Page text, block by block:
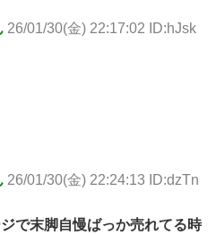
26/01/30(金) 22:17:02 ID:hJsk
26/01/30(金) 22:24:13 ID:dzTn
で末脚自慢ばっか売れてる時